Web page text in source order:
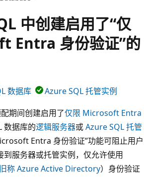
中创建启用了“仅
Entra 身份验证”的
数据库
Azure SQL 托管实例
期间创建启用了仅限 Microsoft Entra
数据库的逻辑服务器或Azure SQL 托管
Entra 身份验证”功能可阻止用户
到服务器或托管实例，仅允许使用
旧称 Azure Active Directory）身份验证